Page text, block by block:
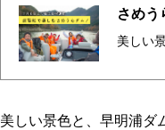
さめう
美しい
美しい景色と、早明浦ダ